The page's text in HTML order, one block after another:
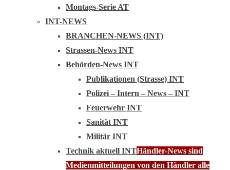
Montags-Serie AT
INT-NEWS
BRANCHEN-NEWS (INT)
Strassen-News INT
Behörden-News INT
Publikationen (Strasse) INT
Polizei – Intern – News – INT
Feuerwehr INT
Sanität INT
Militär INT
Technik aktuell INTHändler-News sind
Medienmitteilungen von den Händler alle